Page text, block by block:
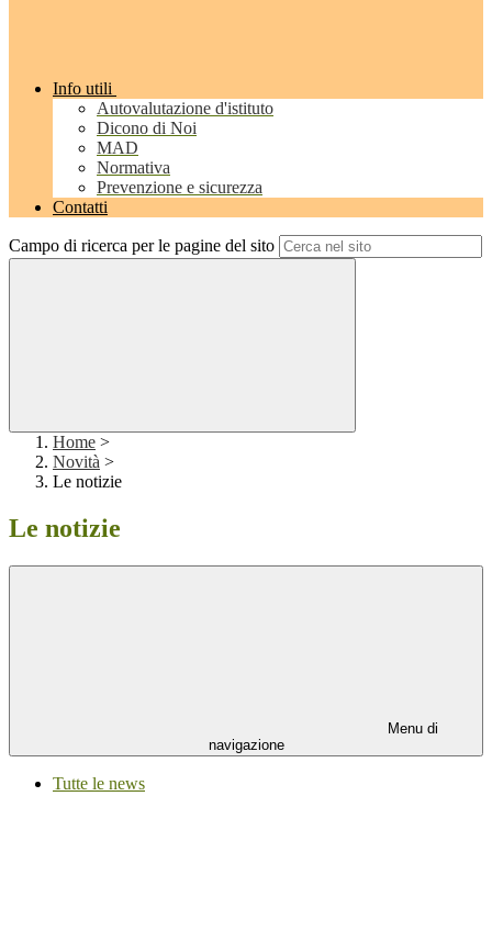
Info utili
Autovalutazione d'istituto
Dicono di Noi
MAD
Normativa
Prevenzione e sicurezza
Contatti
Campo di ricerca per le pagine del sito
Home >
Novità >
Le notizie
Le notizie
Menu di
navigazione
Tutte le news